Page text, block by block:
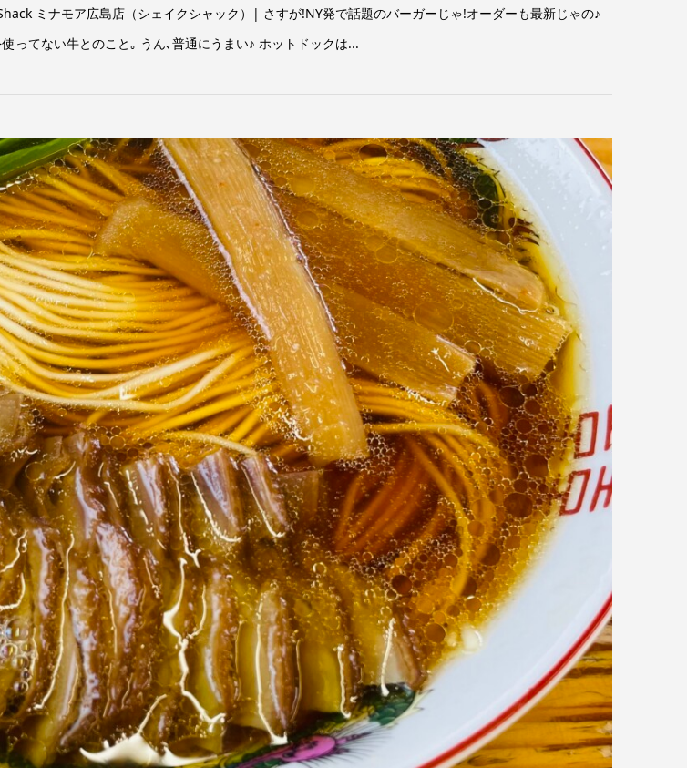
ミナモア広島店（シェイクシャック）| さすが!NY発で話題のバーガーじゃ!オーダーも最新じゃの♪
ってない牛とのこと｡ うん､普通にうまい♪ ホットドックは...